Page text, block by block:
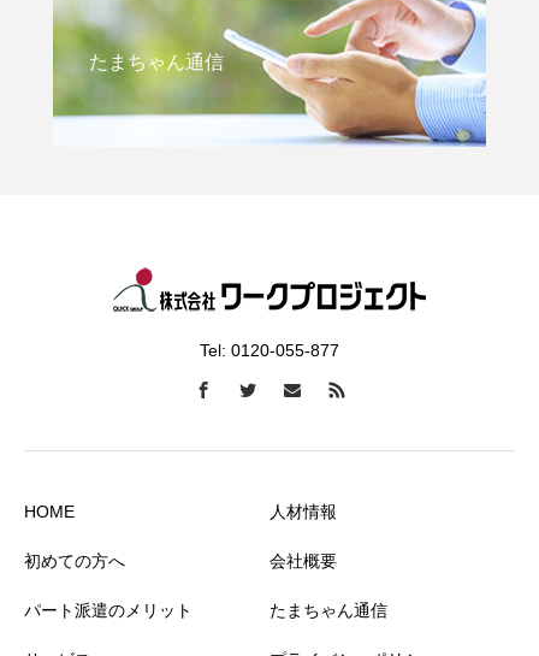
たまちゃん通信
Tel: 0120-055-877
HOME
初めての方へ
パート派遣のメリット
人材情報
会社概要
たまちゃん通信